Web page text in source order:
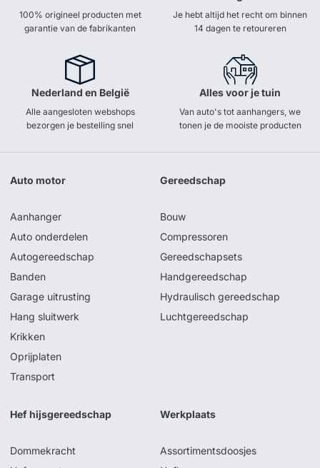
100% origineel producten met
garantie van de fabrikanten
Je hebt altijd het recht om binnen
14 dagen te retoureren
Nederland en België
Alle aangesloten webshops
bezorgen je bestelling snel
Alles voor je tuin
Van auto's tot aanhangers, we
tonen je de mooiste producten
Auto motor
Aanhanger
Auto onderdelen
Autogereedschap
Banden
Garage uitrusting
Hang sluitwerk
Krikken
Oprijplaten
Transport
Gereedschap
Bouw
Compressoren
Gereedschapsets
Handgereedschap
Hydraulisch gereedschap
Luchtgereedschap
Hef hijsgereedschap
Dommekracht
Werkplaats
Assortimentsdoosjes